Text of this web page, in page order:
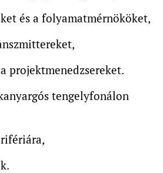
és a folyamatmérnököket,
projektmenedzsereket.
tengelyfonálon